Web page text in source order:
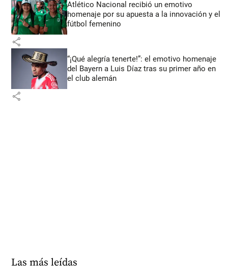
Atlético Nacional recibió un emotivo
homenaje por su apuesta a la innovación y el
fútbol femenino
share
“¡Qué alegría tenerte!”: el emotivo homenaje
del Bayern a Luis Díaz tras su primer año en
el club alemán
share
Las más leídas